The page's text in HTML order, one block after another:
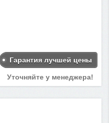
Гарантия лучшей цены
Уточняйте у менеджера!